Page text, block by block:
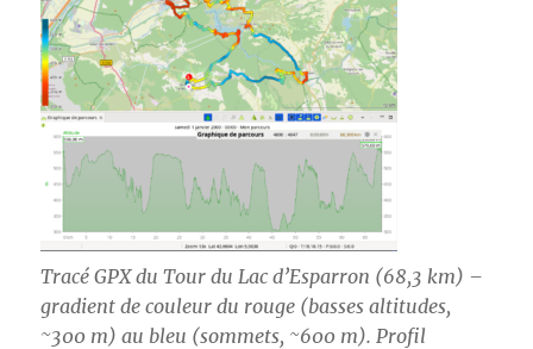
Tracé GPX du Tour du Lac d’Esparron (68,3 km) –
gradient de couleur du rouge (basses altitudes,
~300 m) au bleu (sommets, ~600 m). Profil